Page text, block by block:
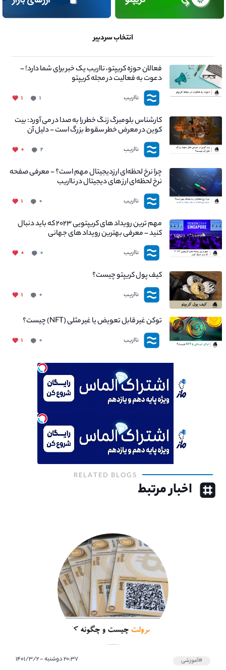
انتخاب سردبیر
فعالان حوزه کریپتو، نااریب یک خبر برای شما دارد! –
دعوت به فعالیت در مجله کریپتو
نااریب ۱ ۱
کارشناس بلومبرگ زنگ خطر را به صدا در می آورد: بیت
کوین در معرض خطر سقوط بزرگ است - دلیل آن
چیست؟
نااریب ۲ ۰
چرا نرخ لحظه‌ای ارزدیجیتال مهم است؟ - معرفی صفحه
نرخ لحظه‌ای ارز های دیجیتال در نااریب
نااریب ۰ ۱
مهم ترین رویداد های کریپتویی ۲۰۲۳ که باید دنبال
کنید – معرفی بهترین رویداد های جهانی
نااریب ۰ ۰
کیف پول کریپتو چیست؟
نااریب ۰ ۱
توکن غیر قابل تعویض یا غیر مثلی (NFT) چیست؟
نااریب ۰ ۱
RELATED BLOGS
اخبار مرتبط
#آموزشی ۲۰:۳۷ دوشنبه - ۱۴۰۱/۳/۲